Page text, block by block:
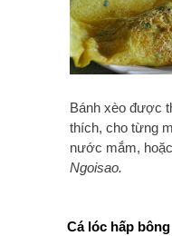
Bánh xèo được
thích, cho từng
nước mắm,
Ngoisao.
Cá lóc hấp